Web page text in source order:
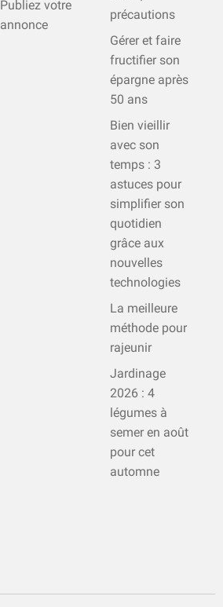
Publiez votre
annonce
précautions
Gérer et faire
fructifier son
épargne après
50 ans
Bien vieillir
avec son
temps : 3
astuces pour
simplifier son
quotidien
grâce aux
nouvelles
technologies
La meilleure
méthode pour
rajeunir
Jardinage
2026 : 4
légumes à
semer en août
pour cet
automne